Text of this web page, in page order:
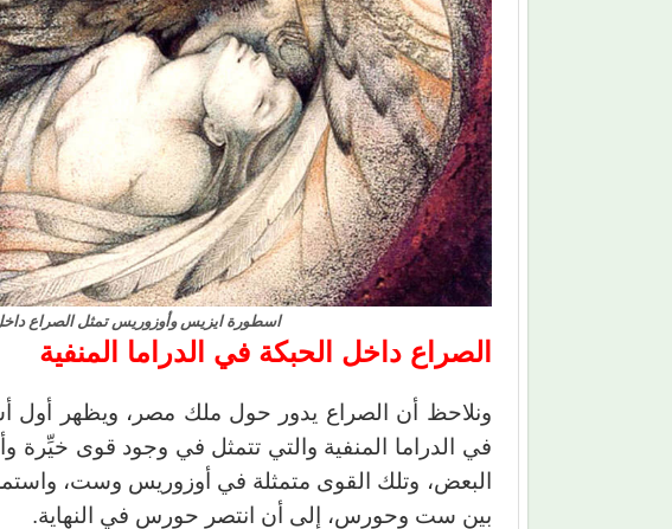
اسطورة ايزيس وأوزوريس تمثل الصراع داخل
الصراع داخل الحبكة في الدراما المنفية
ونلاحظ أن الصراع يدور حول ملك مصر، ويظهر أول
في الدراما المنفية والتي تتمثل في وجود قوى خيِّرة
البعض، وتلك القوى متمثلة في أوزوريس وست،
بين ست وحورس، إلى أن انتصر حورس في النهاية.